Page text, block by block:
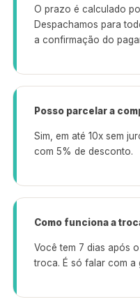
O prazo é calculado
Despachamos para
a confirmação do
Posso parcelar a
Sim, em até 10x sem
com 5% de desconto.
Como funciona a
Você tem 7 dias após
troca. É só falar com a